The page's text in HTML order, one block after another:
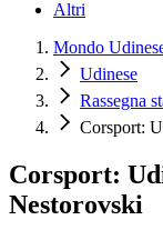
Altri
Mondo
Udinese
Rassegna
Corsport:
Corsport:
Nestorovski